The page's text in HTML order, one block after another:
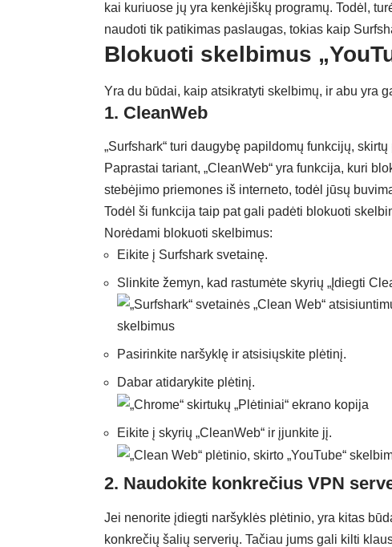
kai kuriuose jų yra kenkėjiškų programų. Todėl,
naudoti tik patikimas paslaugas, tokias kaip
Blokuoti skelbimus
Yra du būdai, kaip atsikratyti skelbimų, ir abu yra
1. CleanWeb
„Surfshark“ turi daugybę papildomų funkcijų,
Paprastai tariant, „CleanWeb“ yra funkcija, kuri
stebėjimo priemones iš interneto, todėl jūsų
Todėl ši funkcija taip pat gali padėti blokuoti
Norėdami blokuoti skelbimus:
Eikite į Surfshark svetainę.
Slinkite žemyn, kad rastumėte skyrių „Įdiegti
Pasirinkite naršyklę ir atsisiųskite plėtinį.
Dabar atidarykite plėtinį.
Eikite į skyrių „CleanWeb“ ir įjunkite jį.
2. Naudokite konkrečius VPN
Jei nenorite įdiegti naršyklės plėtinio, yra kitas
konkrečių šalių serverių. Tačiau jums gali kilti